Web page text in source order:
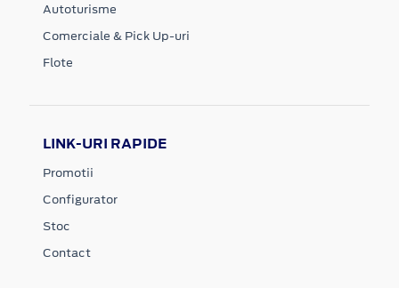
Autoturisme
Comerciale & Pick Up-uri
Flote
LINK-URI RAPIDE
Promotii
Configurator
Stoc
Contact